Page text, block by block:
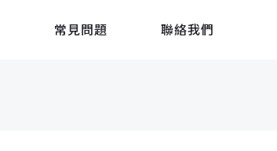
常見問題 聯絡我們